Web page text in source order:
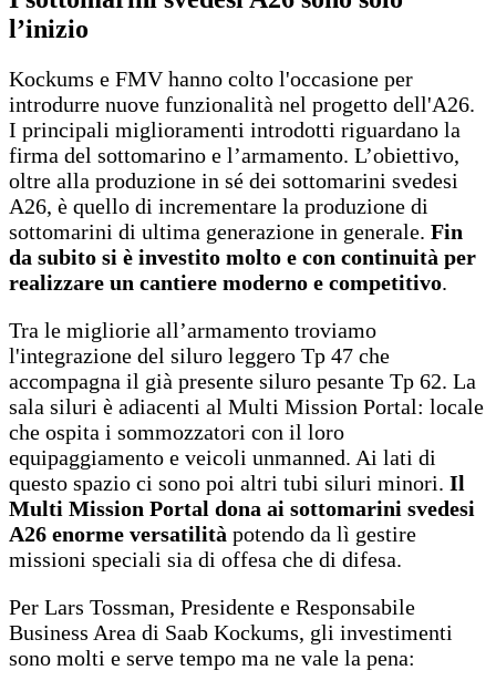
l’inizio
Kockums e FMV hanno colto l'occasione per
introdurre nuove funzionalità nel progetto dell'A26.
I principali miglioramenti introdotti riguardano la
firma del sottomarino e l’armamento. L’obiettivo,
oltre alla produzione in sé dei sottomarini svedesi
A26, è quello di incrementare la produzione di
sottomarini di ultima generazione in generale. Fin
da subito si è investito molto e con continuità per
realizzare un cantiere moderno e competitivo.
Tra le migliorie all’armamento troviamo
l'integrazione del siluro leggero Tp 47 che
accompagna il già presente siluro pesante Tp 62. La
sala siluri è adiacenti al Multi Mission Portal: locale
che ospita i sommozzatori con il loro
equipaggiamento e veicoli unmanned. Ai lati di
questo spazio ci sono poi altri tubi siluri minori. Il
Multi Mission Portal dona ai sottomarini svedesi
A26 enorme versatilità potendo da lì gestire
missioni speciali sia di offesa che di difesa.
Per Lars Tossman, Presidente e Responsabile
Business Area di Saab Kockums, gli investimenti
sono molti e serve tempo ma ne vale la pena: